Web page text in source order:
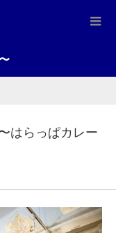
はらっぱカレー